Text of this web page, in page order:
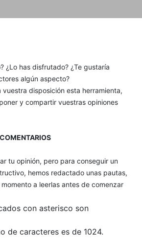
¿Lo has disfrutado? ¿Te gustaría
algún aspecto?
vuestra disposición esta herramienta,
y compartir vuestras opiniones
tu opinión, pero para conseguir un
hemos redactado unas pautas,
a leerlas antes de comenzar
con asterisco son
de caracteres es de 1024.